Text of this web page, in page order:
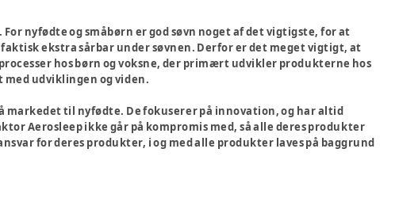
nyfødte og småbørn er god søvn noget af det vigtigste, for at
ekstra sårbar under søvnen. Derfor er det meget vigtigt, at
hos børn og voksne, der primært udvikler produkterne hos
med udviklingen og viden.
markedet til nyfødte. De fokuserer på innovation, og har altid
Aerosleep ikke går på kompromis med, så alle deres produkter
for deres produkter, i og med alle produkter laves på baggrund